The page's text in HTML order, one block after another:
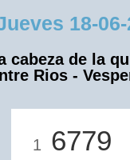
18-06-
cabeza de la
Rios -
1 6779